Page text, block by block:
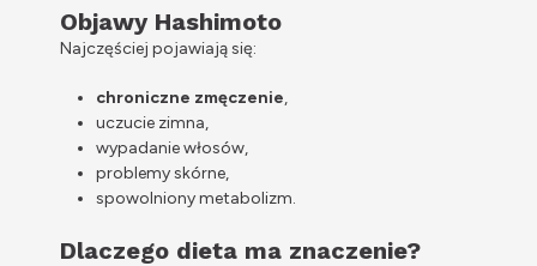
Objawy Hashimoto
Najczęściej pojawiają się:
chroniczne zmęczenie,
uczucie zimna,
wypadanie włosów,
problemy skórne,
spowolniony metabolizm.
Dlaczego dieta ma znaczenie?